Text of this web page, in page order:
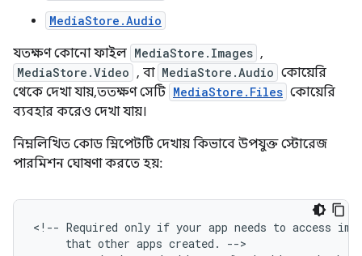
MediaStore.Audio
যতক্ষণ কোনো ফাইল MediaStore.Images ,
MediaStore.Video , বা MediaStore.Audio কোয়েরি
থেকে দেখা যায়, ততক্ষণ সেটি MediaStore.Files কোয়েরি
ব্যবহার করেও দেখা যায়।
নিম্নলিখিত কোড স্নিপেটটি দেখায় কিভাবে উপযুক্ত স্টোরেজ
পারমিশন ঘোষণা করতে হয়:
<!-- Required only if your app needs to access
that other apps created.
-->